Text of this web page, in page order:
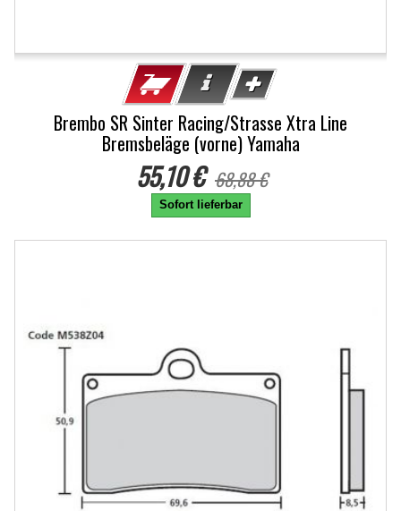
Brembo SR Sinter Racing/Strasse Xtra Line
Bremsbeläge (vorne) Yamaha
55,10 € 68,88 €
Sofort lieferbar